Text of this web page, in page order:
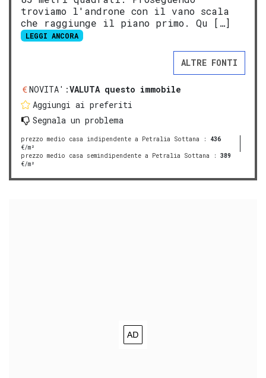
troviamo l'androne con il vano scala
che raggiunge il piano primo. Qu […]
LEGGI ANCORA
ALTRE FONTI
NOVITA':VALUTA questo immobile
Aggiungi ai preferiti
Segnala un problema
prezzo medio casa indipendente a Petralia Sottana : 436
€/m²
prezzo medio casa semindipendente a Petralia Sottana : 389
€/m²